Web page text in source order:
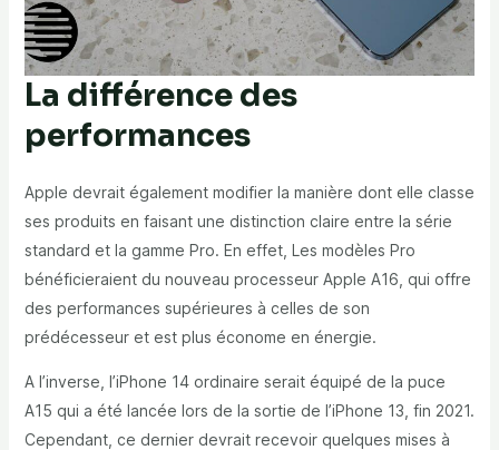
La différence des
performances
Apple devrait également modifier la manière dont elle classe
ses produits en faisant une distinction claire entre la série
standard et la gamme Pro. En effet, Les modèles Pro
bénéficieraient du nouveau processeur Apple A16, qui offre
des performances supérieures à celles de son
prédécesseur et est plus économe en énergie.
A l’inverse, l’iPhone 14 ordinaire serait équipé de la puce
A15 qui a été lancée lors de la sortie de l’iPhone 13, fin 2021.
Cependant, ce dernier devrait recevoir quelques mises à